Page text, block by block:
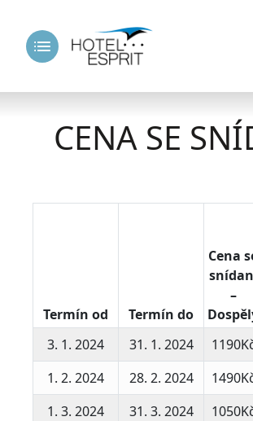
CENA SE
Termín od Termín do
Cena
–
3. 1. 2024
31. 1. 2024
1. 2. 2024
28. 2. 2024
1. 3. 2024
31. 3. 2024